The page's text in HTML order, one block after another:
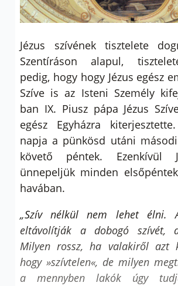
Jézus szívének tisztelete
Szentíráson alapul,
pedig, hogy hogy Jézus egész
Szíve is az Isteni Személy
ban IX. Piusz pápa Jézus
egész Egyházra
napja a pünkösd utáni
követő péntek. Ezenkívül
ünnepeljük minden
havában.
„Szív nélkül nem lehet élni.
eltávolítják a dobogó szívét,
Milyen rossz, ha valakiről azt
hogy »szívtelen«, de milyen
a mennyben lakók úgy